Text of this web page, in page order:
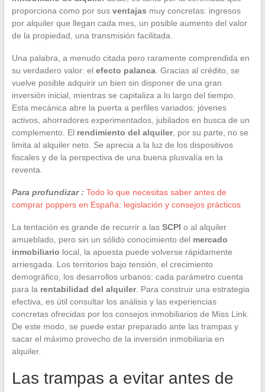
proporciona como por sus ventajas muy concretas: ingresos
por alquiler que llegan cada mes, un posible aumento del valor
de la propiedad, una transmisión facilitada.
Una palabra, a menudo citada pero raramente comprendida en
su verdadero valor: el efecto palanca. Gracias al crédito, se
vuelve posible adquirir un bien sin disponer de una gran
inversión inicial, mientras se capitaliza a lo largo del tiempo.
Esta mecánica abre la puerta a perfiles variados: jóvenes
activos, ahorradores experimentados, jubilados en busca de un
complemento. El rendimiento del alquiler, por su parte, no se
limita al alquiler neto. Se aprecia a la luz de los dispositivos
fiscales y de la perspectiva de una buena plusvalía en la
reventa.
Para profundizar : Todo lo que necesitas saber antes de
comprar poppers en España: legislación y consejos prácticos
La tentación es grande de recurrir a las SCPI o al alquiler
amueblado, pero sin un sólido conocimiento del mercado
inmobiliario local, la apuesta puede volverse rápidamente
arriesgada. Los territorios bajo tensión, el crecimiento
demográfico, los desarrollos urbanos: cada parámetro cuenta
para la rentabilidad del alquiler. Para construir una estrategia
efectiva, es útil consultar los análisis y las experiencias
concretas ofrecidas por los consejos inmobiliarios de Miss Link.
De este modo, se puede estar preparado ante las trampas y
sacar el máximo provecho de la inversión inmobiliaria en
alquiler.
Las trampas a evitar antes de